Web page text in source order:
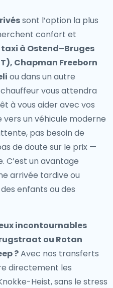
sont l’option la plus
confort et
taxi à Ostend–Bruges
Chapman Freeborn
ou dans un autre
vous attendra
à vous aider avec vos
vers un véhicule moderne
pas besoin de
de doute sur le prix —
C’est un avantage
arrivée tardive ou
enfants ou des
incontournables
ou Rotan
?Avec nos transferts
directement les
Heist, sans le stress